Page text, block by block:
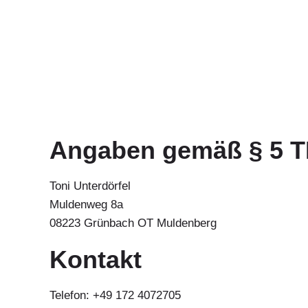
Angaben gemäß § 5
Toni Unterdörfel
Muldenweg 8a
08223 Grünbach OT Muldenberg
Kontakt
Telefon: +49 172 4072705